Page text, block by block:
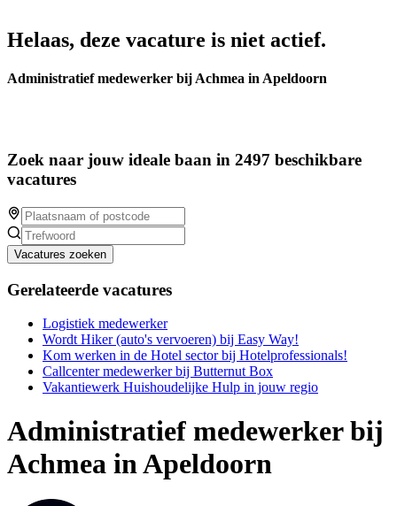
Helaas, deze vacature is niet actief.
Administratief medewerker bij Achmea in Apeldoorn
Zoek naar jouw ideale baan in 2497 beschikbare
vacatures
Vacatures zoeken
Gerelateerde vacatures
Logistiek medewerker
Wordt Hiker (auto's vervoeren) bij Easy Way!
Kom werken in de Hotel sector bij Hotelprofessionals!
Callcenter medewerker bij Butternut Box
Vakantiewerk Huishoudelijke Hulp in jouw regio
Administratief medewerker bij
Achmea in Apeldoorn